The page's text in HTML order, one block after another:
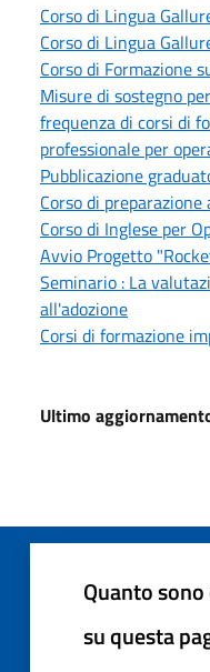
Corso di Lingua
Corso di Lingua
Corso di Formazione
Misure di sostegno
frequenza di corsi di
professionale per
Pubblicazione
Corso di
Corso di Inglese per
Avvio Progetto
Seminario : La
all'adozione
Corsi di formazione
Ultimo
Quanto
su questa